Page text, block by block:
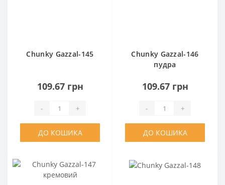
Chunky Gazzal-145
109.67 грн
- +
ДО КОШИКА
Chunky Gazzal-146
пудра
109.67 грн
- +
ДО КОШИКА